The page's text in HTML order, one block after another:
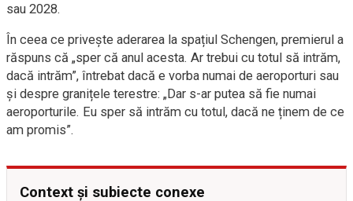
sau 2028.
În ceea ce privește aderarea la spațiul Schengen, premierul a
răspuns că „sper că anul acesta. Ar trebui cu totul să intrăm,
dacă intrăm”, întrebat dacă e vorba numai de aeroporturi sau
și despre granițele terestre: „Dar s-ar putea să fie numai
aeroporturile. Eu sper să intrăm cu totul, dacă ne ținem de ce
am promis”.
Context și subiecte conexe